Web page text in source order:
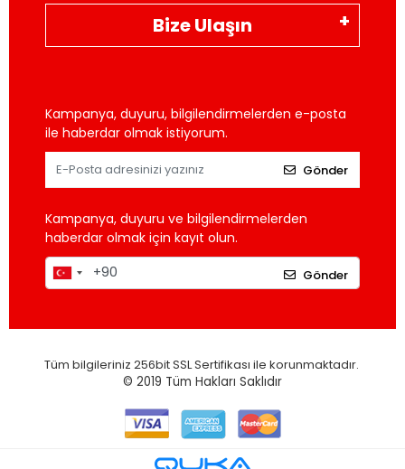
Bize Ulaşın
Kampanya, duyuru, bilgilendirmelerden e-posta
ile haberdar olmak istiyorum.
Gönder
Kampanya, duyuru ve bilgilendirmelerden
haberdar olmak için kayıt olun.
Gönder
Tüm bilgileriniz 256bit SSL Sertifikası ile korunmaktadır.
© 2019 Tüm Hakları Saklıdır